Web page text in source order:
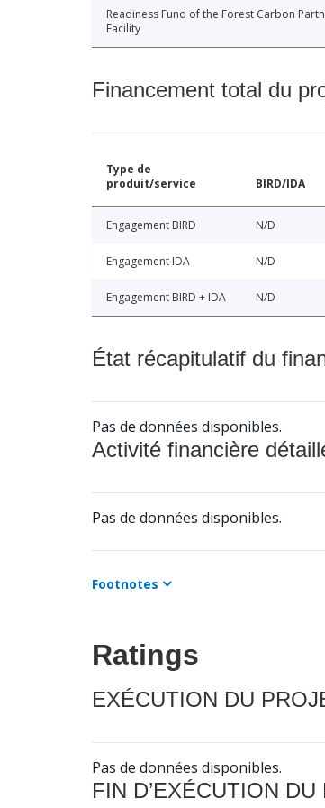
Readiness Fund of the Forest Carbon
Facility
Financement total du
Type de
produit/service
BIRD/IDA
Engagement BIRD N/D
Engagement IDA N/D
Engagement BIRD + IDA N/D
État récapitulatif du
Pas de données disponibles.
Activité financière
Pas de données disponibles.
Footnotes
Ratings
EXÉCUTION DU
Pas de données disponibles.
FIN D’EXÉCUTION DU